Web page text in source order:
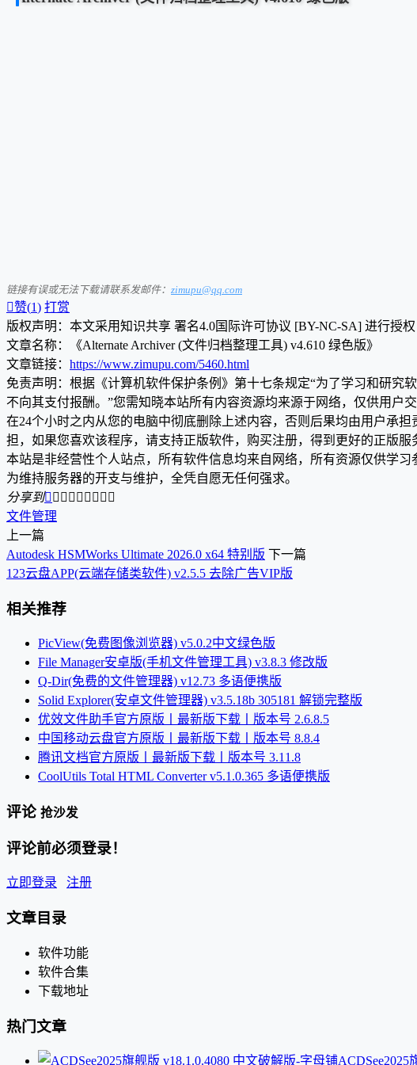
链接有误或无法下载请联系发邮件： zimupu@qq.com
赞(1) 打赏
版权声明：本文采用知识共享 署名4.0国际许可协议 [BY-NC-SA] 进行授权
文章名称：《Alternate Archiver (文件归档整理工具) v4.610 绿色版》
文章链接： https://www.zimupu.com/5460.html
免责声明：根据《计算机软件保护条例》第十七条规定“为了学习和研究
不向其支付报酬。”您需知晓本站所有内容资源均来源于网络，仅供用
在24个小时之内从您的电脑中彻底删除上述内容，否则后果均由用户承
担，如果您喜欢该程序，请支持正版软件，购买注册，得到更好的正版服
本站是非经营性个人站点，所有软件信息均来自网络，所有资源仅供学
为维持服务器的开支与维护，全凭自愿无任何强求。
分享到        
文件管理
上一篇
Autodesk HSMWorks Ultimate 2026.0 x64 特别版 下一篇
123云盘APP(云端存储类软件) v2.5.5 去除广告VIP版
相关推荐
PicView(免费图像浏览器) v5.0.2中文绿色版
File Manager安卓版(手机文件管理工具) v3.8.3 修改版
Q-Dir(免费的文件管理器) v12.73 多语便携版
Solid Explorer(安卓文件管理器) v3.5.18b 305181 解锁完整版
优效文件助手官方原版丨最新版下载丨版本号 2.6.8.5
中国移动云盘官方原版丨最新版下载丨版本号 8.8.4
腾讯文档官方原版丨最新版下载丨版本号 3.11.8
CoolUtils Total HTML Converter v5.1.0.365 多语便携版
评论 抢沙发
评论前必须登录！
立即登录 注册
文章目录
软件功能
软件合集
下载地址
热门文章
ACDSee2025